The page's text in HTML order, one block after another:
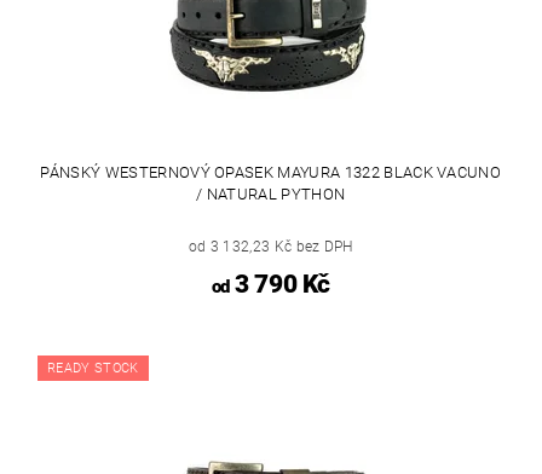
PÁNSKÝ WESTERNOVÝ OPASEK MAYURA 1322 BLACK VACUNO
/ NATURAL PYTHON
od 3 132,23 Kč bez DPH
od3 790 Kč
READY STOCK